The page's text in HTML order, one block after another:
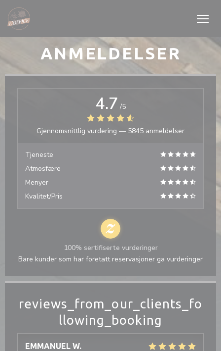
Panel for informasjonskapsler
ANMELDELSER
reviews_from_our_clients_fo
llowing_booking
EMMANUEL W
4.7 /5
Gjennomsnittlig vurdering — 5845 anmeldelser
Tjeneste
Atmosfære
Menyer
Kvalitet/Pris
100% sertifiserte vurderinger
Bare kunder som har foretatt reservasjoner ga vurderinger